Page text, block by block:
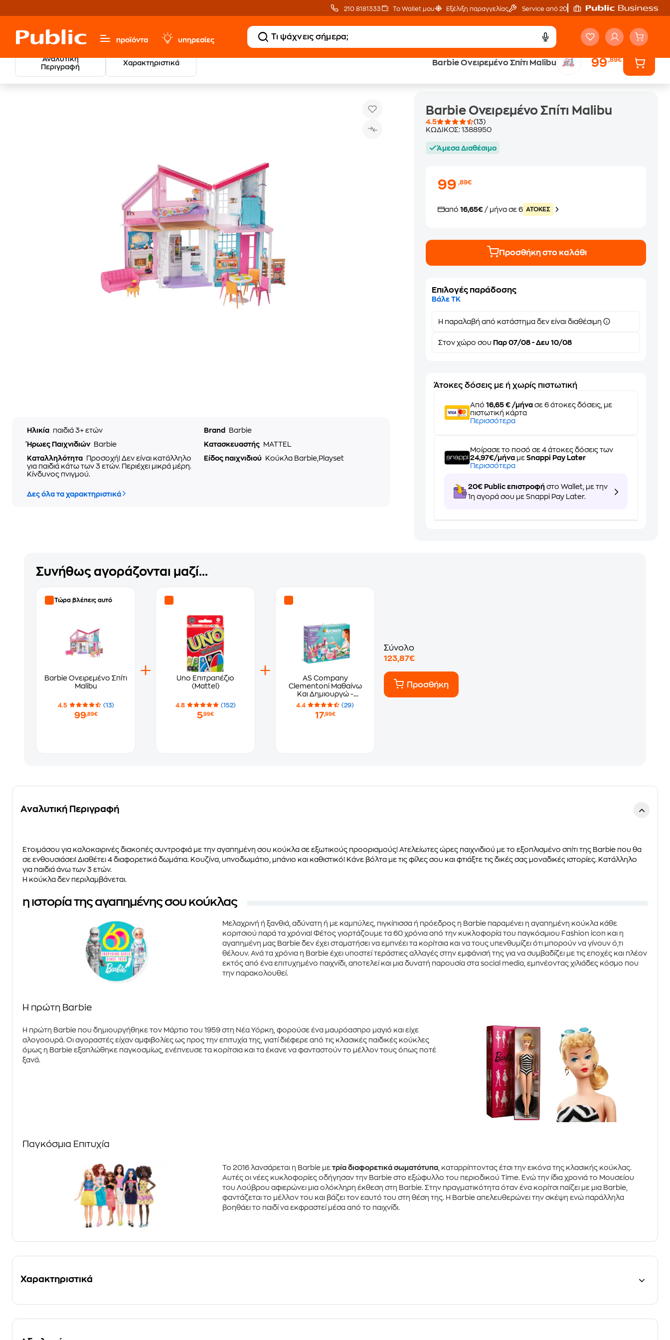
210 8181333 Το Wallet μου Εξέλιξη παραγγελίας Service από 20'
προϊόντα υπηρεσίες
Αναλυτική
Περιγραφή
Χαρακτηριστικά Barbie Ονειρεμένο Σπίτι Malibu 99,89€
Παιχνίδια & Παιδικά
Ηλικία παιδιά 3+ ετών Brand
Barbie
Ήρωες Παιχνιδιών Barbie Κατασκευαστής
MATTEL
Καταλληλότητα
Προσοχή! Δεν είναι κατάλληλο
για παιδιά κάτω των 3 ετών. Περιέχει μικρά μέρη.
Κίνδυνος πνιγμού.
Είδος παιχνιδιού Κούκλα Barbie,Playset
Δες όλα τα χαρακτηριστικά
Barbie Ονειρεμένο Σπίτι Malibu
4.5
(13)
ΚΩΔΙΚΟΣ:1388950
Άμεσα Διαθέσιμο
99,89€
από16,65€ / μήνα σε 6 ATOKEΣ
Προσθήκη στο καλάθι
Επιλογές παράδοσης
Βάλε ΤΚ
Η παραλαβή από κατάστημα δεν είναι διαθέσιμη
Στονχώρο σου Παρ 07/08 - Δευ 10/08
Άτοκες δόσεις με ή χωρίς πιστωτική
Από16,65 € /μήνα σε 6 άτοκες δόσεις, με
πιστωτική κάρτα
Περισσότερα
Μοίρασε το ποσό σε 4 άτοκες δόσεις των
24,97€/μήνα μεSnappi Pay Later
Περισσότερα
20€ Public επιστροφή στο Wallet, με την
1η αγορά σου με Snappi Pay Later.
Συνήθως αγοράζονται μαζί...
Τώρα βλέπεις αυτό
Barbie Ονειρεμένο Σπίτι
Malibu
4.5 (13)
99,89€
Uno Επιτραπέζιο
(Mattel)
4.8 (152)
5,99€
AS Company
Clementoni Μαθαίνω
Και Δημιουργώ -
Λουλουδένια Αρώματα
4.4 (29)
17,99€
Σύνολο
123,87€
Προσθήκη
Αναλυτική Περιγραφή
Ετοιμάσου για καλοκαιρινές διακοπές συντροφιά με την αγαπημένη σου κούκλα σε εξωτικούς προορισμούς! Ατελείωτες ώρες παιχνιδιού με το εξοπλισμένο σπίτι της Barbie που θα
σε ενθουσιάσει! Διαθέτει 4 διαφορετικά δωμάτια. Κουζίνα, υπνοδωμάτιο, μπάνιο και καθιστικό! Κάνε βόλτα με τις φίλες σου και φτιάξτε τις δικές σας μοναδικές ιστορίες. Κατάλληλο
για παιδιά άνω των 3 ετών.
Η κούκλα δεν περιλαμβάνεται.
η ιστορία της αγαπημένης σου κούκλας
Μελαχρινή ή ξανθιά, αδύνατη ή με καμπύλες, πιγκίπισσα ή πρόεδρος η Barbie παραμένει η αγαπημένη κούκλα κάθε
κοριτσιού παρά τα χρόνια! Φέτος γιορτάζουμε τα60 χρόνια από την κυκλοφορία του παγκόσμιου Fashion icon και η
αγαπημένη μας Barbie δεν έχει σταματήσει να εμπνέει τα κορίτσια και να τους υπενθυμίζει ότι μπορούν να γίνουν ό,τι
θέλουν. Ανά τα χρόνια η Barbie έχει υποστεί τεράστιες αλλαγές στην εμφάνισή της για να συμβαδίζει με τις εποχές και πλέον
εκτός από ένα επιτυχημένο παιχνίδι, αποτελεί και μια δυνατή παρουσία στα social media, εμπνέοντας χιλιάδες κόσμο που
την παρακολουθεί.
Η πρώτη Barbie
Η πρώτη Barbie που δημιουργήθηκε τον Μάρτιο του 1959 στη Νέα Υόρκη, φορούσε ένα μαυρόασπρο μαγιό και είχε
αλογοουρά. Οι αγοραστές είχαν αμφιβολίες ως προς την επιτυχία της, γιατί διέφερε από τις κλασικές παιδικές κούκλες
όμως η Barbie εξαπλώθηκε παγκοσμίως , ενέπνευσε τα κορίτσια και τα έκανε να φανταστούν το μέλλον τους όπως ποτέ
ξανά.
Παγκόσμια Επιτυχία
Το 2016 λανσάρεται η Barbie μετρία διαφορετικά σωματότυπα , καταρρίπτοντας έτσι την εικόνα της κλασικής κούκλας.
Αυτές οι νέες κυκλοφορίες οδήγησαν την Barbie στο εξώφυλλο του περιοδικού Time. Ενώ την ίδια χρονιά το Μουσείου
του Λούβρου αφιερώνει μια ολόκληρη έκθεση στη Barbie. Στην πραγματικότητα όταν ένα κορίτσι παίζει με μια Barbie,
φαντάζεται το μέλλον του και βάζει τον εαυτό του στη θέση της. Η Barbie απελευθερώνει την σκέψη ενώ παράλληλα
βοηθάει το παιδί ναεκφραστεί μέσα από το παιχνίδι.
Χαρακτηριστικά